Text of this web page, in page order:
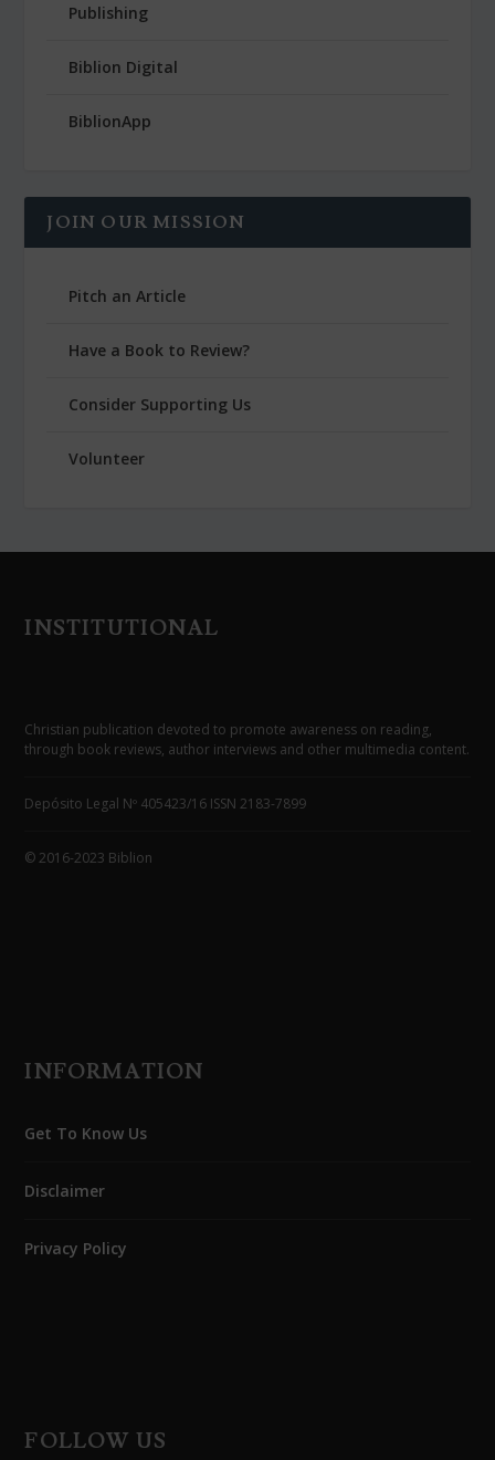
Publishing
Biblion Digital
BiblionApp
JOIN OUR MISSION
Pitch an Article
Have a Book to Review?
Consider Supporting Us
Volunteer
INSTITUTIONAL
Christian publication devoted to promote awareness on reading,
through book reviews, author interviews and other multimedia content.
Depósito Legal Nº 405423/16 ISSN 2183-7899
© 2016-2023 Biblion
INFORMATION
Get To Know Us
Disclaimer
Privacy Policy
FOLLOW US